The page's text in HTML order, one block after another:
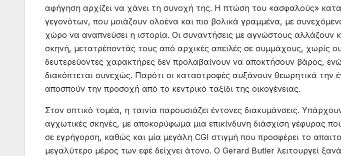
αφήγηση αρχίζει να χάνει τη συνοχή της. Η πτώση του «ασφαλούς»
γεγονότων, που μοιάζουν ολοένα και πιο βολικά γραμμένα, με
χώρο να αναπνεύσει η ιστορία. Οι συναντήσεις με αγνώστους αλλάζουν
σκηνή, μετατρέποντάς τους από αρχικές απειλές σε συμμάχους, χωρίς
δευτερεύοντες χαρακτήρες δεν προλαβαίνουν να αποκτήσουν βάρος,
διακόπτεται συνεχώς. Παρότι οι καταστροφές αυξάνουν θεωρητικά την
αποσπούν την προσοχή από το κεντρικό ταξίδι της οικογένειας.
Στον οπτικό τομέα, η ταινία παρουσιάζει έντονες διακυμάνσεις.
αγχωτικές σκηνές, με αποκορύφωμα μια επικίνδυνη διάσχιση γέφυρας
σε εγρήγορση, καθώς και μία μεγάλη CGI στιγμή που προσφέρει το
μεγαλύτερο μέρος των εφέ δείχνει άτονο. Ο Gerard Butler λειτουργεί